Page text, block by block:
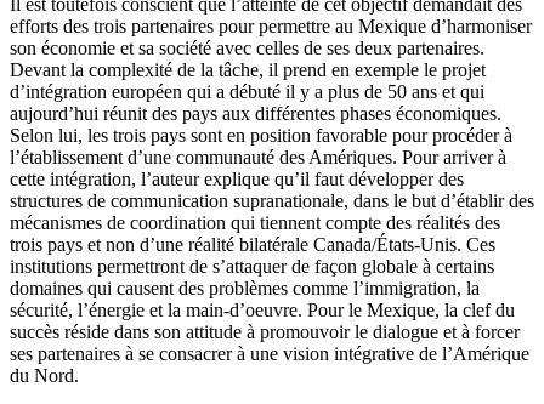
efforts des trois partenaires pour permettre au Mexique d’harmoniser
son économie et sa société avec celles de ses deux partenaires.
Devant la complexité de la tâche, il prend en exemple le projet
d’intégration européen qui a débuté il y a plus de 50 ans et qui
aujourd’hui réunit des pays aux différentes phases économiques.
Selon lui, les trois pays sont en position favorable pour procéder à
l’établissement d’une communauté des Amériques. Pour arriver à
cette intégration, l’auteur explique qu’il faut développer des
structures de communication supranationale, dans le but d’établir des
mécanismes de coordination qui tiennent compte des réalités des
trois pays et non d’une réalité bilatérale Canada/États-Unis. Ces
institutions permettront de s’attaquer de façon globale à certains
domaines qui causent des problèmes comme l’immigration, la
sécurité, l’énergie et la main-d’oeuvre. Pour le Mexique, la clef du
succès réside dans son attitude à promouvoir le dialogue et à forcer
ses partenaires à se consacrer à une vision intégrative de l’Amérique
du Nord.